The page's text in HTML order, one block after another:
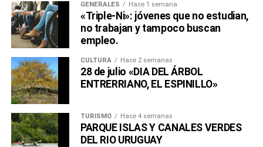
GENERALES Hace 1 semana
«Triple-Ni»: jóvenes que no estudian,
no trabajan y tampoco buscan
empleo.
CULTURA Hace 2 semanas
28 de julio «DIA DEL ÁRBOL
ENTRERRIANO, EL ESPINILLO»
TURISMO Hace 4 semanas
PARQUE ISLAS Y CANALES VERDES
DEL RIO URUGUAY